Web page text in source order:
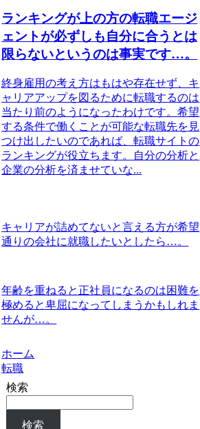
ランキングが上の方の転職エージ
ェントが必ずしも自分に合うとは
限らないというのは事実です…。
終身雇用の考え方はもはや存在せず、キ
ャリアアップを図るために転職するのは
当たり前のようになったわけです。希望
する条件で働くことが可能な転職先を見
つけ出したいのであれば、転職サイトの
ランキングが役立ちます。自分の分析と
企業の分析を済ませていな...
キャリアが詰めてないと言える方が希望
通りの会社に就職したいとしたら…。
年齢を重ねると正社員になるのは困難を
極めると卑屈になってしまうかもしれま
せんが…。
ホーム
転職
検索
検索